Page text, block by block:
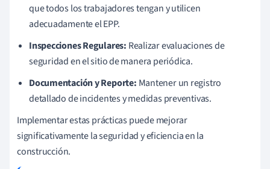
que todos los trabajadores tengan y utilicen
adecuadamente el EPP.
Inspecciones Regulares: Realizar evaluaciones de
seguridad en el sitio de manera periódica.
Documentación y Reporte: Mantener un registro
detallado de incidentes y medidas preventivas.
Implementar estas prácticas puede mejorar
significativamente la seguridad y eficiencia en la
construcción.